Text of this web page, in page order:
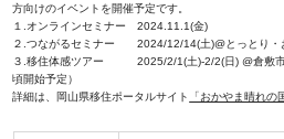
方向けのイベントを開催予定です。
１.オンラインセミナー 2024.11.1(金)
２.つながるセミナー 2024/12/14(土)@とっとり・
３.移住体感ツアー 2025/2/1(土)-2/2(日) @倉敷市
頃開始予定）
詳細は、岡山県移住ポータルサイト
「おかやま晴れの